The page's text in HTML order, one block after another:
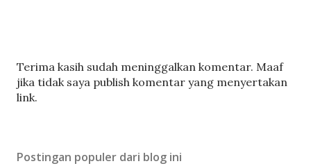
P
o
s
g
Terima kasih sudah meninggalkan komentar. Maaf
jika tidak saya publish komentar yang menyertakan
link.
Postingan populer dari blog ini